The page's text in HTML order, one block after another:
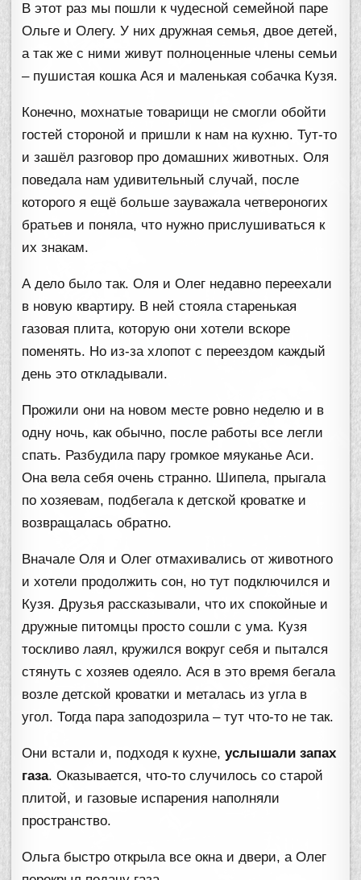
В этот раз мы пошли к чудесной семейной паре
Ольге и Олегу. У них дружная семья, двое детей,
а так же с ними живут полноценные члены семьи
– пушистая кошка Ася и маленькая собачка Кузя.
Конечно, мохнатые товарищи не смогли обойти
гостей стороной и пришли к нам на кухню. Тут-то
и зашёл разговор про домашних животных. Оля
поведала нам удивительный случай, после
которого я ещё больше зауважала четвероногих
братьев и поняла, что нужно прислушиваться к
их знакам.
А дело было так. Оля и Олег недавно переехали
в новую квартиру. В ней стояла старенькая
газовая плита, которую они хотели вскоре
поменять. Но из-за хлопот с переездом каждый
день это откладывали.
Прожили они на новом месте ровно неделю и в
одну ночь, как обычно, после работы все легли
спать. Разбудила пару громкое мяуканье Аси.
Она вела себя очень странно. Шипела, прыгала
по хозяевам, подбегала к детской кроватке и
возвращалась обратно.
Вначале Оля и Олег отмахивались от животного
и хотели продолжить сон, но тут подключился и
Кузя. Друзья рассказывали, что их спокойные и
дружные питомцы просто сошли с ума. Кузя
тоскливо лаял, кружился вокруг себя и пытался
стянуть с хозяев одеяло. Ася в это время бегала
возле детской кроватки и металась из угла в
угол. Тогда пара заподозрила – тут что-то не так.
Они встали и, подходя к кухне,услышали запах
газа. Оказывается, что-то случилось со старой
плитой, и газовые испарения наполняли
пространство.
Ольга быстро открыла все окна и двери, а Олег